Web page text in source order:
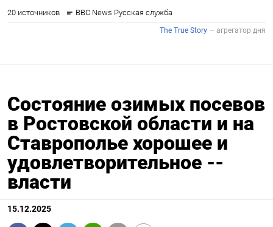
Состояние озимых посевов
в Ростовской области и на
Ставрополье хорошее и
удовлетворительное --
власти
15.12.2025